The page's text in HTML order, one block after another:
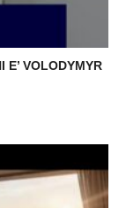
E’ VOLODYMYR